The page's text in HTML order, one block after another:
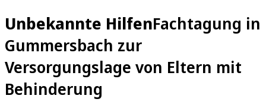
Unbekannte HilfenFachtagung in
Gummersbach zur
Versorgungslage von Eltern mit
Behinderung